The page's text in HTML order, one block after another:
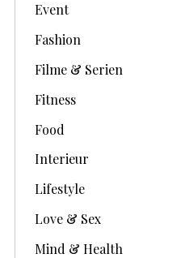
Event
Fashion
Filme & Serien
Fitness
Food
Interieur
Lifestyle
Love & Sex
Mind & Health